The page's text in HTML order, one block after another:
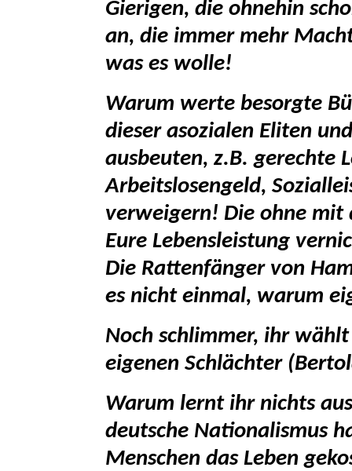
Gierigen, die ohnehin
an, die immer mehr
was es wolle!
Warum werte besorgte
dieser asozialen Eliten
ausbeuten, z.B. gerechte
Arbeitslosengeld,
verweigern! Die ohne mit
Eure Lebensleistung
Die Rattenfänger von
es nicht einmal, warum
Noch schlimmer, ihr
eigenen Schlächter
Warum lernt ihr nichts
deutsche Nationalismus
Menschen das Leben